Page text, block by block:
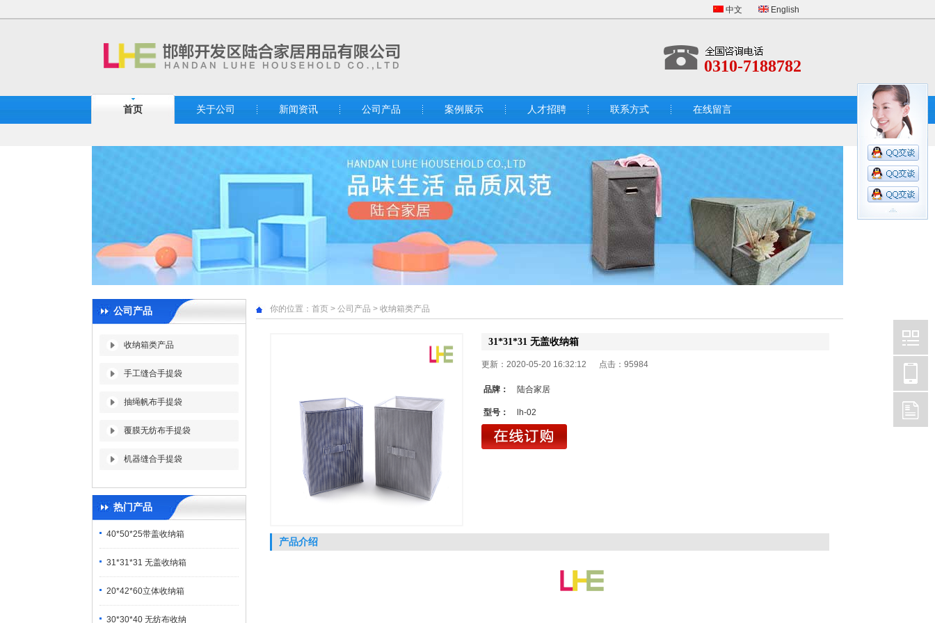
中文 English
0310-7188782
首页 关于公司 新闻资讯 公司产品 案例展示 人才招聘 联系方式 在线留言
公司产品
收纳箱类产品
手工缝合手提袋
抽绳帆布手提袋
覆膜无纺布手提袋
机器缝合手提袋
热门产品
40*50*25带盖收纳箱
31*31*31 无盖收纳箱
20*42*60立体收纳箱
30*30*40 无纺布收纳
你的位置： 首页 > 公司产品 > 收纳箱类产品
31*31*31 无盖收纳箱
更新：2020-05-20 16:32:12 点击： 95984
品牌： 陆合家居
型号： lh-02
产品介绍